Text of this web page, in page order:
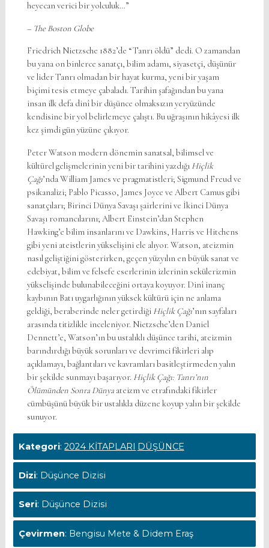
heyecan verici bir yolculuk…”
– The Boston Globe
Friedrich Nietzsche 1882’de “Tanrı öldü” dedi. O zamandan
bu yana on binlerce sanatçı, bilim adamı, siyasetçi, düşünür
ve lider Tanrı olmadan bir hayat kurma, yeni bir yaşam
biçimi tesis etmeye çabaladı. Tarihin şafağından bu yana
insan ilk defa dinî bir düşünce olmaksızın yeryüzünde
kendisine bir yol belirlemeye çalıştı. Bu uğraşının hikâyesi ilk
kez şimdi gün yüzüne çıkıyor.
Peter Watson modern dönemin sanatsal, bilimsel ve
kültürel gelişmelerinin yeni bir tarihini yazdığı Hiçlik
Çağı’nda William James ve pragmatistleri; Sigmund Freud ve
psikanalizi; Pablo Picasso, James Joyce ve Albert Camus gibi
sanatçıları; Birinci Dünya Savaşı şairlerini ve İkinci Dünya
Savaşı romancılarını; Albert Einstein’dan Stephen
Hawking’e bilim insanlarını ve Dawkins, Harris ve Hitchens
gibi yeni ateistlerin yükselişini ele alıyor. Watson, ateizmin
nasıl geliştiğini gösterirken, geçen yüzyılın en büyük sanat ve
edebiyat, bilim ve felsefe eserlerinin izlerinin sekülerizmin
yükselişinde bulunabileceğini ortaya koyuyor. Dinî inanç
kaybının Batı uygarlığının yüksek kültürü için ne anlama
geldiği, beraberinde neler getirdiği Hiçlik Çağı’nın sayfaları
arasında titizlikle inceleniyor. Nietzsche’den Daniel
Dennett’e, Watson’ın bu ustalıklı düşünce tarihi, ateizmin
barındırdığı büyük sorunları ve devrimci fikirleri alıp
açıklamayı, bağlantıları ve kavramları basitleştirmeden yalın
bir şekilde sunmayı başarıyor. Hiçlik Çağı: Tanrı’nın
Ölümünden Sonra Dünyaateizm ve etrafındaki fikirler
cümbüşünü büyük bir ustalıkla düzene koyup yalın bir şekilde
sunuyor.
Kategori:2024 KİTAPLARI DÜŞÜNCE
Dizi: Düşünce Dizisi
Seri: Düşünce Dizisi
Çevirmen: Bengisu Mete & Didem Eraş